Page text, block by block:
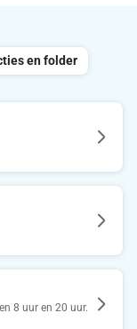
en folder
8 uur en 20 uur.